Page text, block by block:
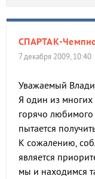
СПАРТАК-
7 декабря 2009, 10:40
Уважаемый
Я один из
горячо
пытается
К сожалению,
является
мы и находимся